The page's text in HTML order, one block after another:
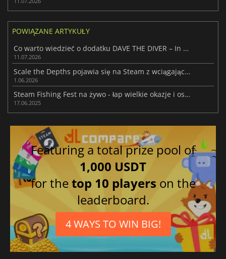
POWIĄZANE ARTYKUŁY
Co warto wiedzieć o dodatku DAVE THE DIVER – In the Jungle
11.07.2026
Scale the Depths pojawia się na Steam z wciągającym łowieniem jako robot
1.06.2026
Steam Fishing Fest na żywo - łap wielkie okazje i oszczędzaj do 95%!
17.06.2025
Featuring a total prize pool of
1,000 USDT
for thetop 10 players on the
leaderboard.
4 WAYS TO WIN BIG!